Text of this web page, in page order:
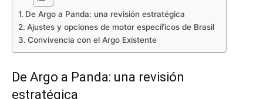
De Argo a Panda: una revisión estratégica
Ajustes y opciones de motor específicos de Brasil
Convivencia con el Argo Existente
De Argo a Panda: una revisión
estratégica